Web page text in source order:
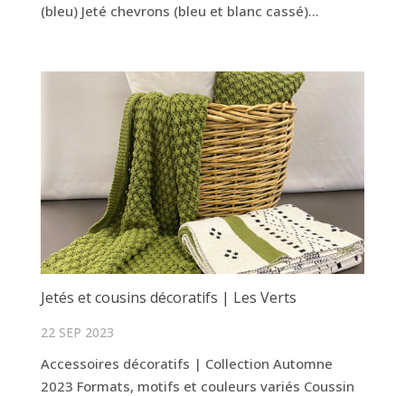
(bleu) Jeté chevrons (bleu et blanc cassé)...
Jetés et cousins décoratifs | Les Verts
22 SEP 2023
Accessoires décoratifs | Collection Automne
2023 Formats, motifs et couleurs variés Coussin